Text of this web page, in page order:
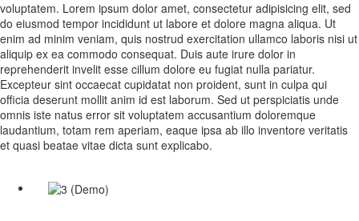
voluptatem. Lorem ipsum dolor amet, consectetur adipisicing elit, sed
do eiusmod tempor incididunt ut labore et dolore magna aliqua. Ut
enim ad minim veniam, quis nostrud exercitation ullamco laboris nisi ut
aliquip ex ea commodo consequat. Duis aute irure dolor in
reprehenderit invelit esse cillum dolore eu fugiat nulla pariatur.
Excepteur sint occaecat cupidatat non proident, sunt in culpa qui
officia deserunt mollit anim id est laborum. Sed ut perspiciatis unde
omnis iste natus error sit voluptatem accusantium doloremque
laudantium, totam rem aperiam, eaque ipsa ab illo inventore veritatis
et quasi beatae vitae dicta sunt explicabo.